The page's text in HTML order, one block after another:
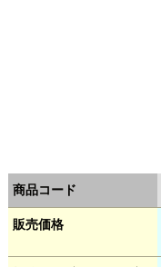
商品コード
販売価格